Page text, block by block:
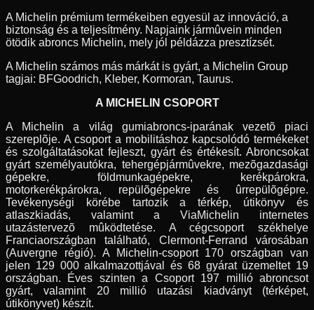
A Michelin prémium termékeiben egyesül az innováció, a
biztonság és a teljesítmény. Napjaink jármûvein minden
ötödik abroncs Michelin, mely jól példázza presztízsét.
A Michelin számos más márkát is gyárt, a Michelin Group
tagjai: BFGoodrich, Kleber, Kormoran, Taurus.
A MICHELIN CSOPORT
A Michelin a világ gumiabroncs-iparának vezetõ piaci
szereplõje. A csoport a mobilitáshoz kapcsolódó termékeket
és szolgáltatásokat fejleszt, gyárt és értékesít. Abroncsokat
gyárt személyautókra, tehergépjármûvekre, mezõgazdasági
gépekre, földmunkagépekre, kerékpárokra,
motorkerékpárokra, repülõgépekre és ûrrepülõgépre.
Tevékenységi körébe tartozik a térkép, útikönyv és
atlaszkiadás, valamint a ViaMichelin internetes
utazástervezõ mûködtetése. A cégcsoport székhelye
Franciaországban található, Clermont-Ferrand városában
(Auvergne régió). A Michelin-csoport 170 országban van
jelen 129 000 alkalmazottjával és 68 gyárat üzemeltet 19
országban. Éves szinten a Csoport 197 millió abroncsot
gyárt, valamint 20 millió utazási kiadványt (térképet,
útikönyvet) készít.